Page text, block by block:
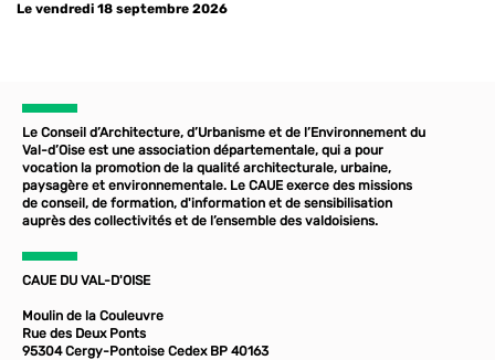
Le vendredi 18 septembre 2026
Le Conseil d’Architecture, d’Urbanisme et de l’Environnement du
Val-d’Oise est une association départementale, qui a pour
vocation la promotion de la qualité architecturale, urbaine,
paysagère et environnementale. Le CAUE exerce des missions
de conseil, de formation, d'information et de sensibilisation
auprès des collectivités et de l’ensemble des valdoisiens.
CAUE DU VAL-D'OISE
Moulin de la Couleuvre
Rue des Deux Ponts
95304 Cergy-Pontoise Cedex BP 40163